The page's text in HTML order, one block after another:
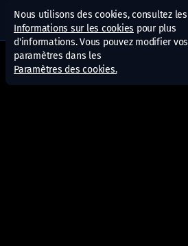
Nous utilisons des cookies, consultez les
Informations sur les cookies pour plus
d'informations. Vous pouvez modifier vos
paramètres dans les
Paramètres des cookies.